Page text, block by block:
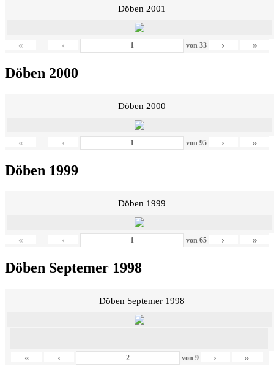
Döben 2001
« ‹ von 33 › »
Döben 2000
Döben 2000
« ‹ von 95 › »
Döben 1999
Döben 1999
« ‹ von 65 › »
Döben Septemer 1998
Döben Septemer 1998
« ‹ von 9 › »